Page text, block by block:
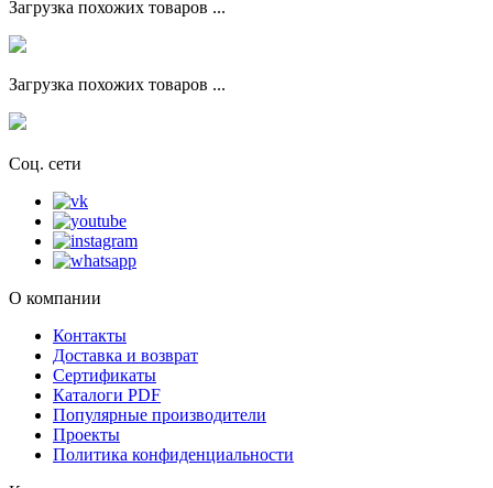
Загрузка похожих товаров ...
Загрузка похожих товаров ...
Соц. сети
О компании
Контакты
Доставка и возврат
Сертификаты
Каталоги PDF
Популярные производители
Проекты
Политика конфиденциальности